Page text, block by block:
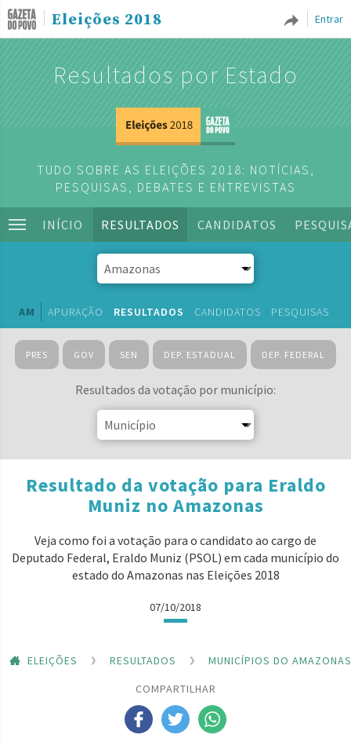
Entrar
Eleições 2018
Resultados por Estado
TUDO SOBRE AS ELEIÇÕES 2018: NOTÍCIAS,
PESQUISAS, DEBATES E ENTREVISTAS
INÍCIO RESULTADOS CANDIDATOS
AM APURAÇÃO RESULTADOS CANDIDATOS PESQUISAS
PRES GOV SEN DEP. ESTADUAL DEP. FEDERAL
Resultados da votação por município:
Resultado da votação para Eraldo
Muniz no Amazonas
Veja como foi a votação para o candidato ao cargo de
Deputado Federal, Eraldo Muniz (PSOL) em cada município do
estado do Amazonas nas Eleições 2018
07/10/2018
ELEIÇÕES RESULTADOS
MUNICÍPIOS DO AMAZONAS
COMPARTILHAR